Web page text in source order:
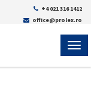
+4 021 316 1412
office@prolex.ro